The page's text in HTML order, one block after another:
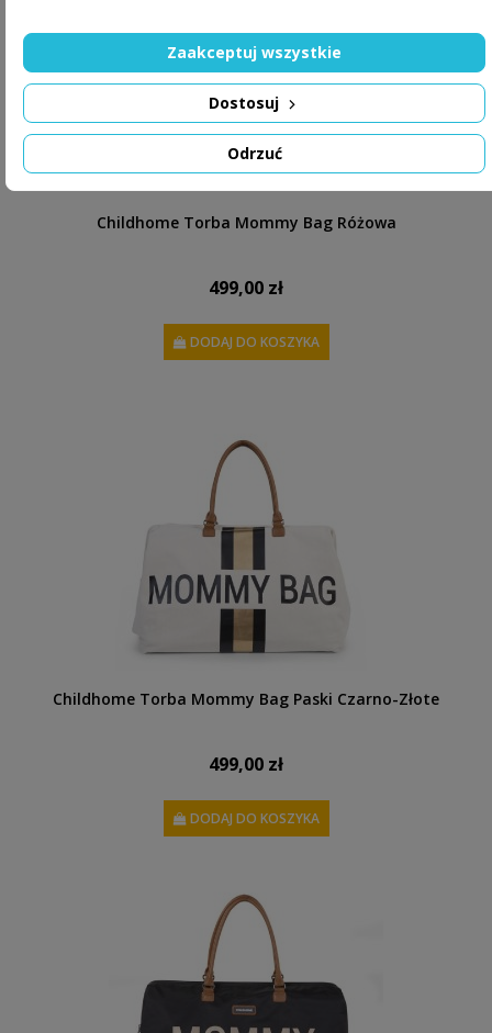
Childhome Torba Mommy Bag Różowa
499,00 zł
DODAJ DO KOSZYKA
Childhome Torba Mommy Bag Paski Czarno-Złote
499,00 zł
DODAJ DO KOSZYKA
Odrzuć
Dostosuj
Zaakceptuj wszystkie